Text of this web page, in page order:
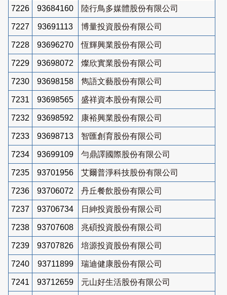
7226 93684160 陸行鳥多媒體股份有限公司
7227 93691113 博量投資股份有限公司
7228 93696270 恆輝興業股份有限公司
7229 93698072 燦欣實業股份有限公司
7230 93698158 雋語文藝股份有限公司
7231 93698565 盛祥資本股份有限公司
7232 93698592 康裕興業股份有限公司
7233 93698713 智匯創育股份有限公司
7234 93699109 勻鼎譯國際股份有限公司
7235 93701956 艾爾普淨科技股份有限公司
7236 93706072 丹丘餐飲股份有限公司
7237 93706734 日紳投資股份有限公司
7238 93707608 兆碩投資股份有限公司
7239 93707826 培源投資股份有限公司
7240 93711899 瑞迪健康股份有限公司
7241 93712659 元山好生活股份有限公司